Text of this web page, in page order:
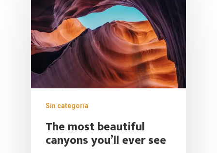
Sin categoría
The most beautiful
canyons you’ll ever see